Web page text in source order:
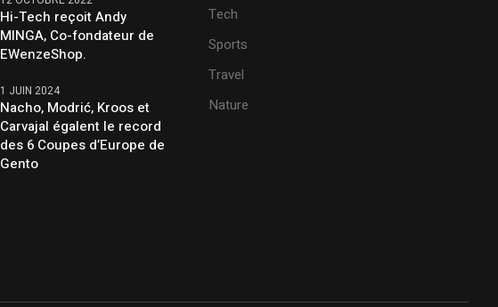
Hi-Tech reçoit Andy
MINGA, Co-fondateur de
EWenzeShop.
1 JUIN 2024
Nacho, Modrić, Kroos et
Carvajal égalent le record
des 6 Coupes d’Europe de
Gento
Tech
Sports
Travel
Nature